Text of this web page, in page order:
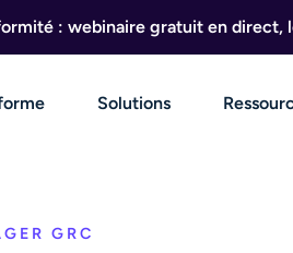
: webinaire gratuit en direct,
Solutions
GRC